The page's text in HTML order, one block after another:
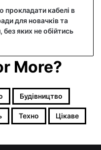
прокладати кабелі в
для новачків та
без яких не обійтись
More?
Будівництво
Техно Цікаве